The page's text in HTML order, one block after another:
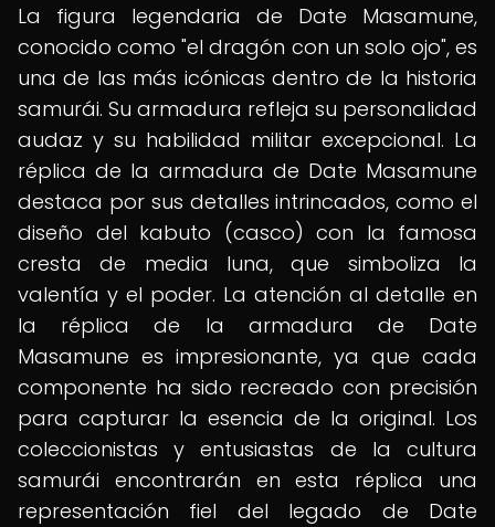
La figura legendaria de Date Masamune,
conocido como "el dragón con un solo ojo", es
una de las más icónicas dentro de la historia
samurái. Su armadura refleja su personalidad
audaz y su habilidad militar excepcional. La
réplica de la armadura de Date Masamune
destaca por sus detalles intrincados, como el
diseño del kabuto (casco) con la famosa
cresta de media luna, que simboliza la
valentía y el poder. La atención al detalle en
la réplica de la armadura de Date
Masamune es impresionante, ya que cada
componente ha sido recreado con precisión
para capturar la esencia de la original. Los
coleccionistas y entusiastas de la cultura
samurái encontrarán en esta réplica una
representación fiel del legado de Date